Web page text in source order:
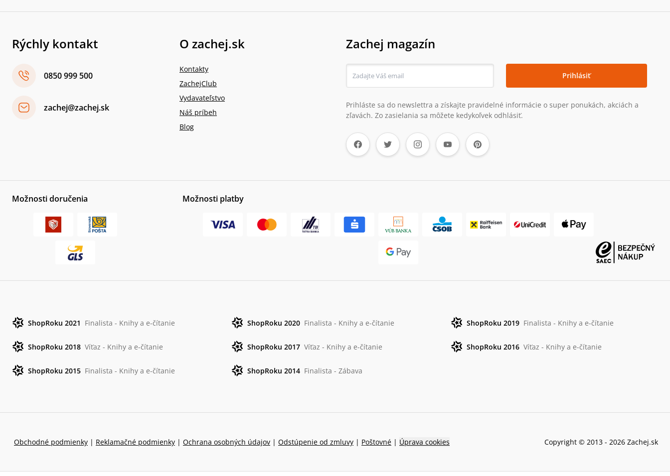
Rýchly kontakt
0850 999 500
zachej@zachej.sk
O zachej.sk
Kontakty
ZachejClub
Vydavateľstvo
Náš príbeh
Blog
Zachej magazín
Prihlásiť
Prihláste sa do newslettra a získajte pravidelné informácie o super ponukách, akciách a
zľavách. Zo zasielania sa môžete kedykoľvek odhlásiť.
Možnosti doručenia Možnosti platby
ShopRoku 2021 Finalista - Knihy a e-čítanie ShopRoku 2020 Finalista - Knihy a e-čítanie ShopRoku 2019 Finalista - Knihy a e-čítanie
ShopRoku 2018 Víťaz - Knihy a e-čítanie ShopRoku 2017 Víťaz - Knihy a e-čítanie ShopRoku 2016 Víťaz - Knihy a e-čítanie
ShopRoku 2015 Finalista - Knihy a e-čítanie ShopRoku 2014 Finalista - Zábava
Obchodné podmienky | Reklamačné podmienky | Ochrana osobných údajov | Odstúpenie od zmluvy | Poštovné | Úprava cookies Copyright © 2013 - 2026 Zachej.sk